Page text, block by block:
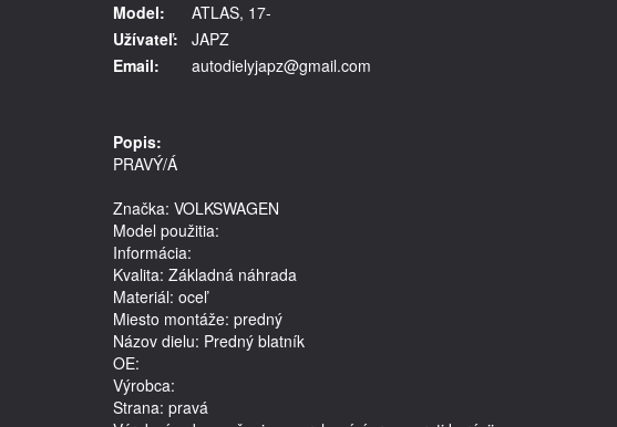
Model:
ATLAS, 17-
Užívateľ:
JAPZ
Email:
autodielyjapz@gmail.com
Popis:
PRAVÝ/Á
Značka: VOLKSWAGEN
Model použitia:
Informácia:
Kvalita: Základná náhrada
Materiál: oceľ
Miesto montáže: predný
Názov dielu: Predný blatník
OE:
Výrobca:
Strana: pravá